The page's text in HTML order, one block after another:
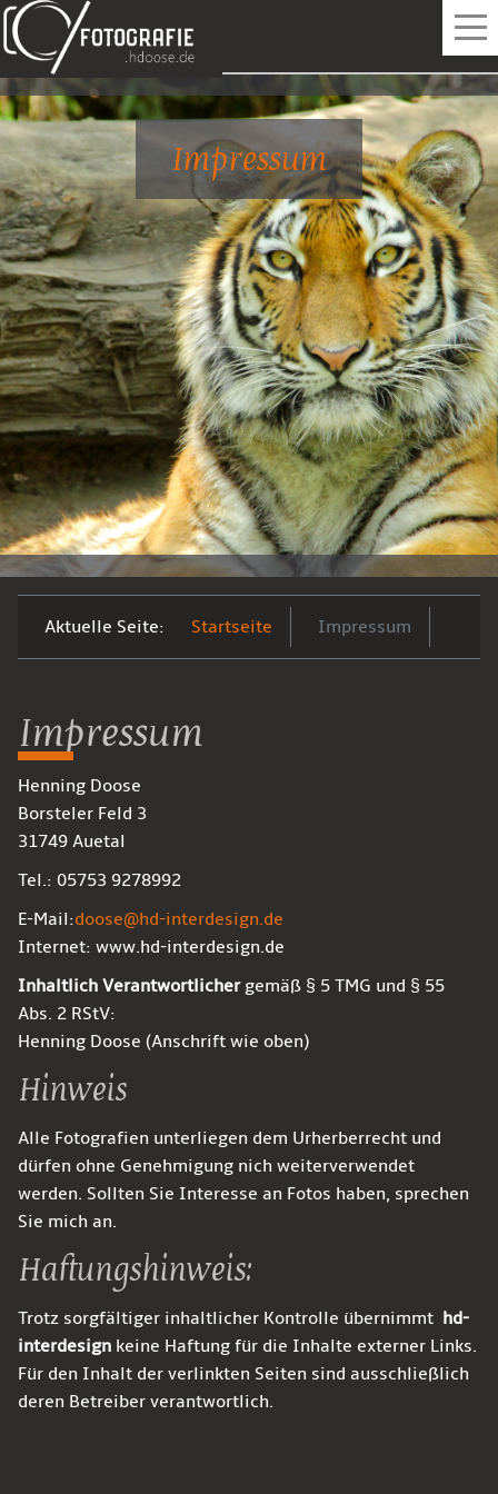
Home
Reise
Weitere Informationen: Reise
Natur
Weitere Informationen: Natur
Impressionen
Impressum
Impressum
Aktuelle Seite: Startseite Impressum
Impressum
Henning Doose
Borsteler Feld 3
31749 Auetal
Tel.: 05753 9278992
E-Mail:doose@hd-interdesign.de
Internet: www.hd-interdesign.de
Inhaltlich Verantwortlichergemäß § 5 TMG und § 55
Abs. 2 RStV:
Henning Doose (Anschrift wie oben)
Hinweis
Alle Fotografien unterliegen dem Urherberrecht und
dürfen ohne Genehmigung nich weiterverwendet
werden. Sollten Sie Interesse an Fotos haben, sprechen
Sie mich an.
Haftungshinweis:
Trotz sorgfältiger inhaltlicher Kontrolle übernimmt hd-
interdesign keine Haftung für die Inhalte externer Links.
Für den Inhalt der verlinkten Seiten sind ausschließlich
deren Betreiber verantwortlich.